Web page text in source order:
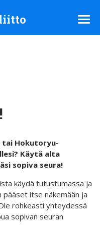
Hokutoryu-
Käytä alta
sopiva seura!
käydä tutustumassa ja
pääset itse näkemään ja
rohkeasti yhteydessä
sopivan seuran